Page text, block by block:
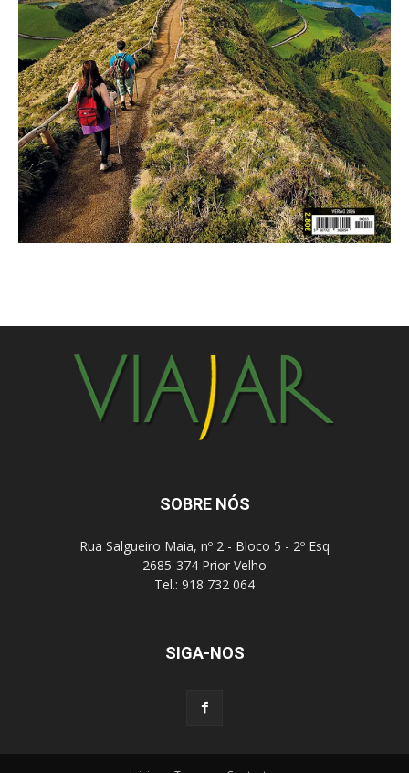
SOBRE NÓS
Rua Salgueiro Maia, nº 2 - Bloco 5 - 2º Esq
2685-374 Prior Velho
Tel.: 918 732 064
SIGA-NOS